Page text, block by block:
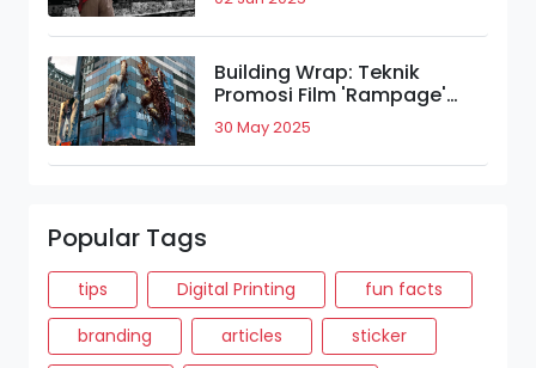
Merek.
Building Wrap: Teknik
Promosi Film 'Rampage'
yang Bikin Takjub.
30 May 2025
Popular Tags
tips Digital Printing
fun facts
branding
articles
sticker